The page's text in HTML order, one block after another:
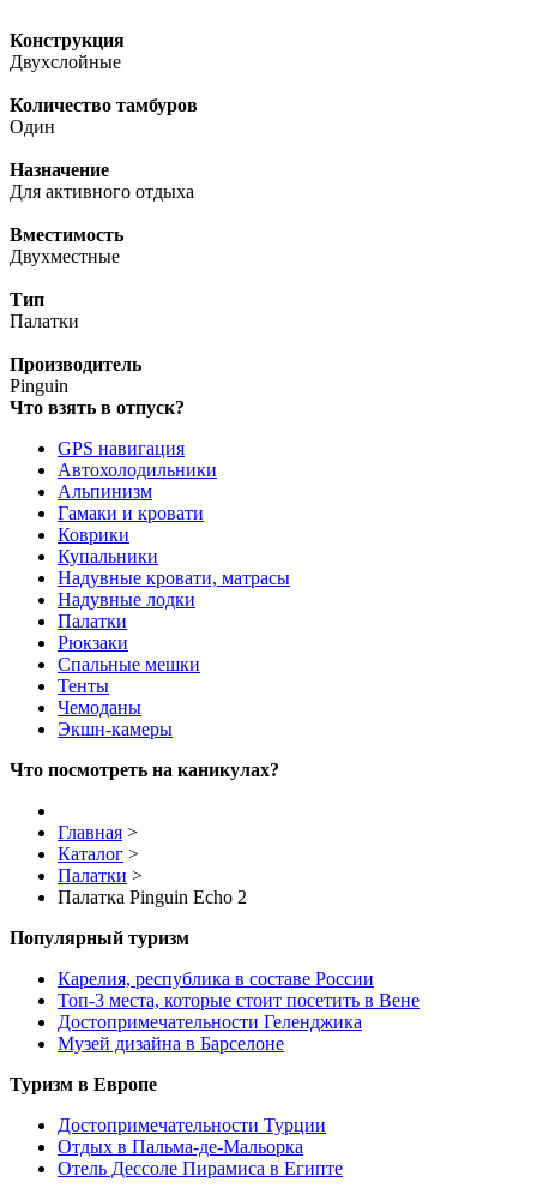
Конструкция
Двухслойные
Количество тамбуров
Один
Назначение
Для активного отдыха
Вместимость
Двухместные
Тип
Палатки
Производитель
Pinguin
Что взять в отпуск?
GPS навигация
Автохолодильники
Альпинизм
Гамаки и кровати
Коврики
Купальники
Надувные кровати, матрасы
Надувные лодки
Палатки
Рюкзаки
Спальные мешки
Тенты
Чемоданы
Экшн-камеры
Что посмотреть на каникулах?
Главная >
Каталог >
Палатки >
Палатка Pinguin Echo 2
Популярный туризм
Карелия, республика в составе России
Топ-3 места, которые стоит посетить в Вене
Достопримечательности Геленджика
Музей дизайна в Барселоне
Туризм в Европе
Достопримечательности Турции
Отдых в Пальма-де-Мальорка
Отель Дессоле Пирамиса в Египте